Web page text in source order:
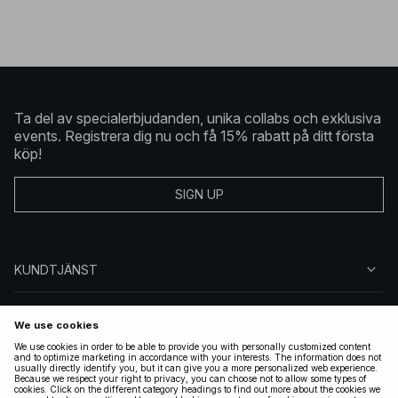
Ta del av specialerbjudanden, unika collabs och exklusiva
events. Registrera dig nu och få 15% rabatt på ditt första
köp!
SIGN UP
KUNDTJÄNST
FÖLJ OSS